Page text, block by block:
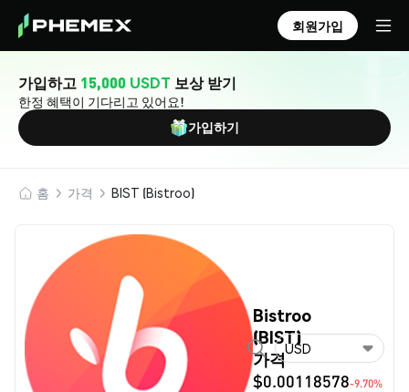
회원가입
가입하고 15,000 USDT 보상 받기
한정 혜택이 기다리고 있어요!
가입하기
홈 가격 BIST (Bistroo)
Bistroo
(BIST)
가격
$0.00118578-9.70%
USD